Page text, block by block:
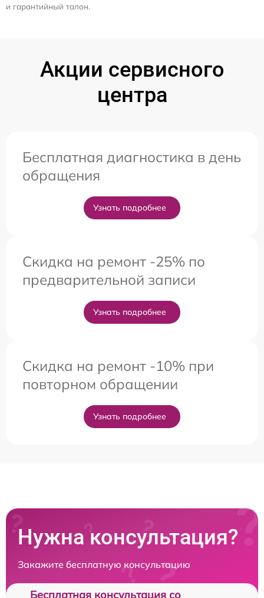
и гарантийный талон.
Акции сервисного
центра
Бесплатная диагностика в день
обращения
Узнать подробнее
Скидка на ремонт -25% по
предварительной записи
Узнать подробнее
Скидка на ремонт -10% при
повторном обращении
Узнать подробнее
Нужна консультация?
Закажите бесплатную консультацию
Бесплатная консультация со